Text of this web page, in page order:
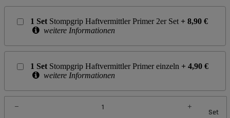
1 Set Stompgrip Haftvermittler Primer 2er Set + 8,90 €
weitere Informationen
1 Set Stompgrip Haftvermittler Primer einzeln + 4,90 €
weitere Informationen
Set